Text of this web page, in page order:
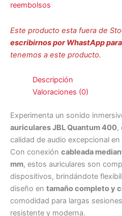
reembolsos
Este producto esta fuera de
escribirnos por WhastApp
tenemos a este producto.
Descripción
Valoraciones (0)
Experimenta un sonido
auriculares JBL Quantum 400,
calidad de audio excepcional
Con conexión cableada
mm, estos auriculares son
dispositivos, brindándote
diseño en tamaño completo y
comodidad para largas
resistente y moderna.